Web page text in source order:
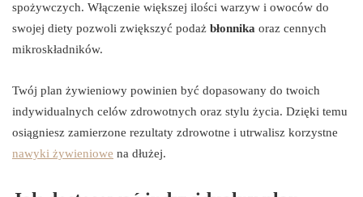
spożywczych. Włączenie większej ilości warzyw i owoców do
swojej diety pozwoli zwiększyć podaż błonnika oraz cennych
mikroskładników.
Twój plan żywieniowy powinien być dopasowany do twoich
indywidualnych celów zdrowotnych oraz stylu życia. Dzięki temu
osiągniesz zamierzone rezultaty zdrowotne i utrwalisz korzystne
nawyki żywieniowe na dłużej.